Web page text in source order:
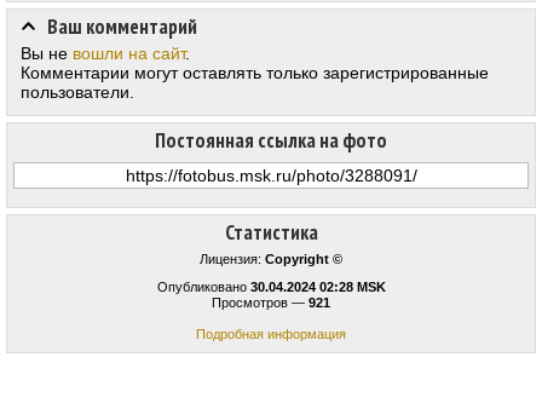
Статистика
Лицензия: Copyright ©
Опубликовано 30.04.2024 02:28 MSK
Просмотров — 921
Подробная информация
Постоянная ссылка на фото
Ваш комментарий
Вы не вошли на сайт.
Комментарии могут оставлять только зарегистрированные
пользователи.